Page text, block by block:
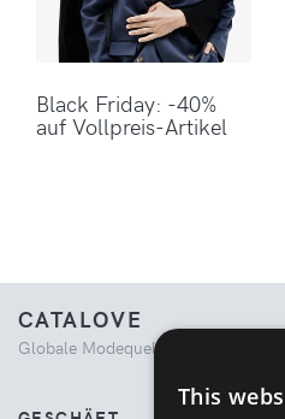
Black Friday: -40%
auf Vollpreis-Artikel
CATALOVE
Globale Modequelle. Kuratiertes
This